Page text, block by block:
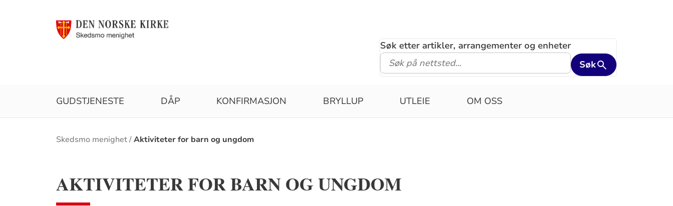
Søk etter artikler, arrangementer og enheter
Søk
GUDSTJENESTE DÅP KONFIRMASJON BRYLLUP UTLEIE OM OSS
Brødsmulesti
Skedsmo menighet Aktiviteter for barn og ungdom
AKTIVITETER FOR BARN OG UNGDOM